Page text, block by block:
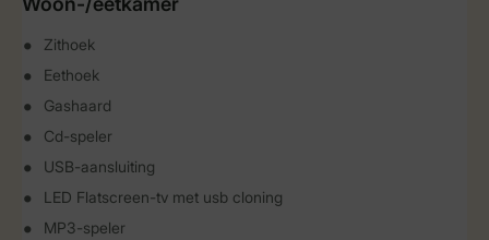
Zithoek
Eethoek
Gashaard
Cd-speler
USB-aansluiting
LED Flatscreen-tv met usb cloning
MP3-speler